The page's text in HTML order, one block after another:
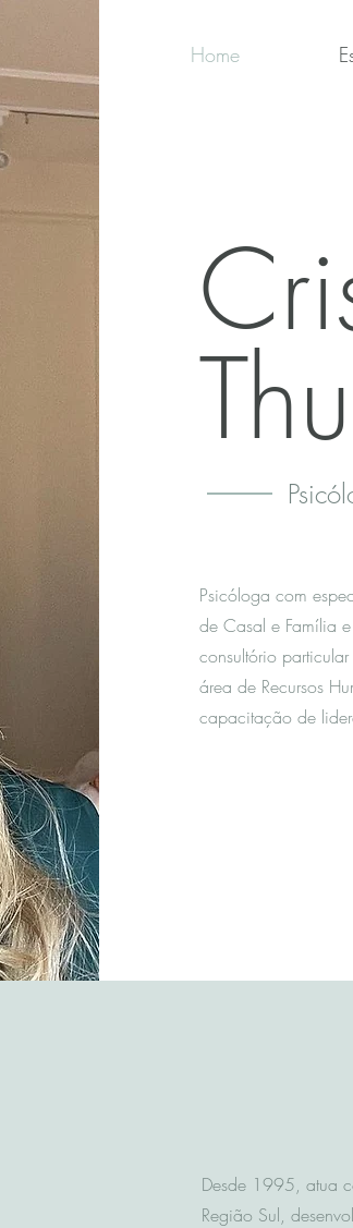
Home
Psicóloga com
de Casal e Família
consultório
área de Recursos
capacitação de
Desde 1995, atua
Região Sul,